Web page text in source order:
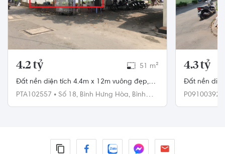
4.2 tỷ 51 m²
Đất nền diện tích 4.4m x 12m vuông đẹp,
khu dân cư sầm uất.
PTA102557 • Số 18, Bình Hưng Hòa, Bình
4.3 tỷ
Đất nền
sổ hồng
P09100392